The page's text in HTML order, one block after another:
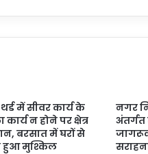
में सीवर कार्य के
न होने पर क्षेत्र
बरसात में घरों से
हुआ मुश्किल
नगर
अंतर्गत